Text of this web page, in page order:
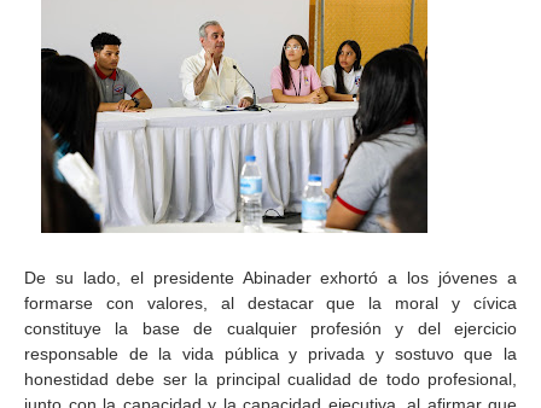
De su lado, el presidente Abinader exhortó a los jóvenes a
formarse con valores, al destacar que la moral y cívica
constituye la base de cualquier profesión y del ejercicio
responsable de la vida pública y privada y sostuvo que la
honestidad debe ser la principal cualidad de todo profesional,